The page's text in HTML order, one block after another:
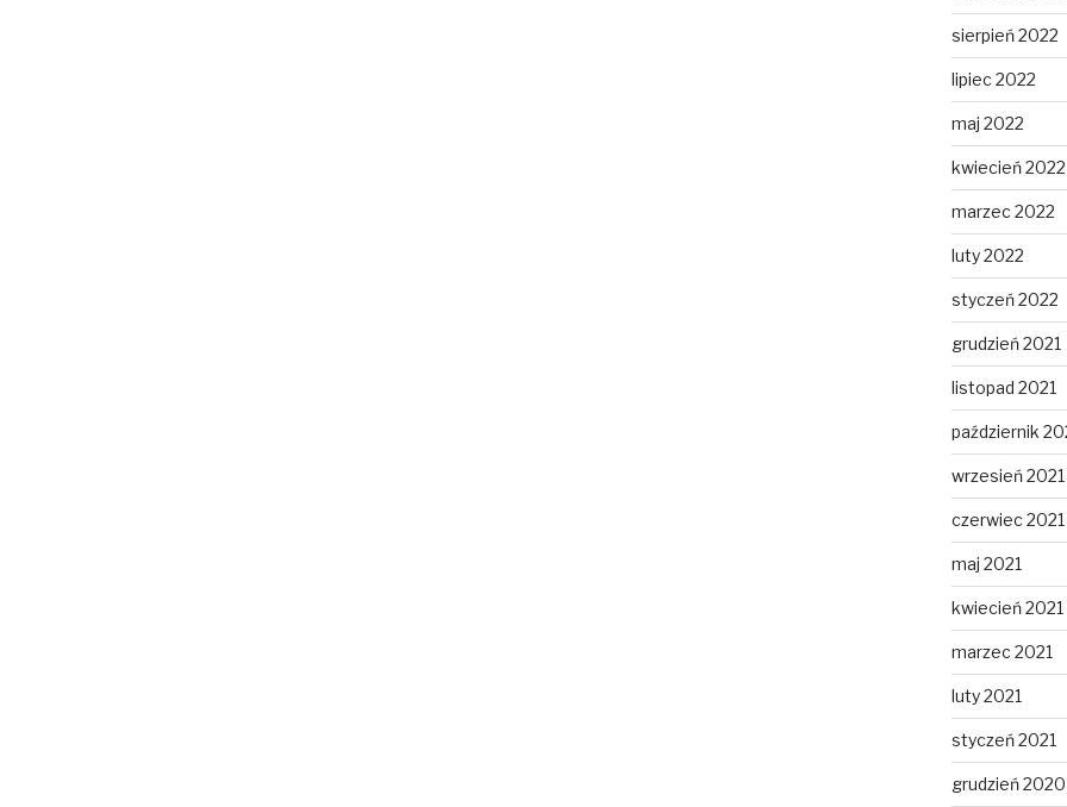
sierpień 2022
lipiec 2022
maj 2022
kwiecień 2022
marzec 2022
luty 2022
styczeń 2022
grudzień 2021
listopad 2021
październik
wrzesień 2021
czerwiec 2021
maj 2021
kwiecień 2021
marzec 2021
luty 2021
styczeń 2021
grudzień 2020